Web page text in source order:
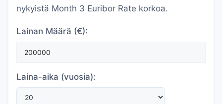
nykyistä Month 3 Euribor Rate korkoa.
Lainan Määrä (€):
Laina-aika (vuosia):